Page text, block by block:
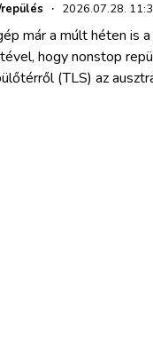
· 2026.07.28.
már a múlt héten is
hogy nonstop
(TLS) az